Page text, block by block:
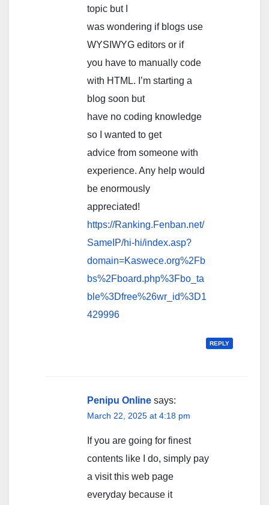
topic but I
was wondering if blogs use
WYSIWYG editors or if
you have to manually code
with HTML. I’m starting a
blog soon but
have no coding knowledge
so I wanted to get
advice from someone with
experience. Any help would
be enormously
appreciated!
https://Ranking.Fenban.net/
SameIP/hi-hi/index.asp?
domain=Kaswece.org%2Fb
bs%2Fboard.php%3Fbo_ta
ble%3Dfree%26wr_id%3D1
429996
REPLY
Penipu Online says:
March 22, 2025 at 4:18 pm
If you are going for finest
contents like I do, simply pay
a visit this web page
everyday because it